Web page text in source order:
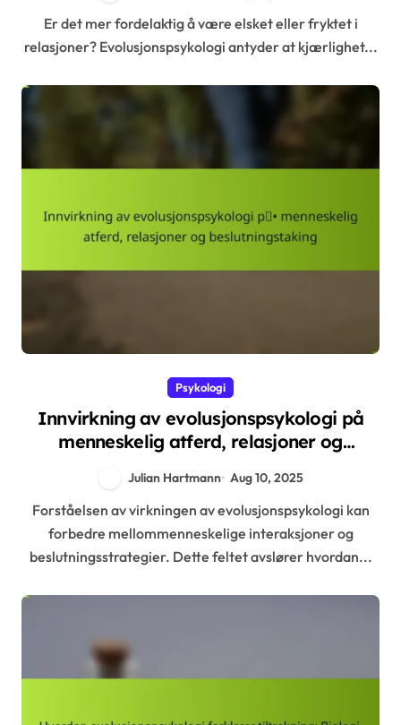
Er det mer fordelaktig å være elsket eller fryktet i
relasjoner? Evolusjonspsykologi antyder at kjærlighet...
Psykologi
Innvirkning av evolusjonspsykologi på
menneskelig atferd, relasjoner og
Julian Hartmann Aug 10, 2025
Forståelsen av virkningen av evolusjonspsykologi kan
forbedre mellommenneskelige interaksjoner og
beslutningsstrategier. Dette feltet avslører hvordan...